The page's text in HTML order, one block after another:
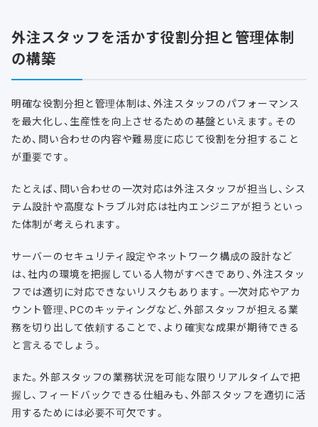
外注スタッフを活かす役割分担と管理体制
の構築
明確な役割分担と管理体制は、外注スタッフのパフォーマンス
を最大化し、生産性を向上させるための基盤といえます。その
ため、問い合わせの内容や難易度に応じて役割を分担すること
が重要です。
たとえば、問い合わせの一次対応は外注スタッフが担当し、シス
テム設計や高度なトラブル対応は社内エンジニアが担うといっ
た体制が考えられます。
サーバーのセキュリティ設定やネットワーク構成の設計など
は、社内の環境を把握している人物がすべきであり、外注スタッ
フでは適切に対応できないリスクもあります。一次対応やアカ
ウント管理、PCのキッティングなど、外部スタッフが担える業
務を切り出して依頼することで、より確実な成果が期待できる
と言えるでしょう。
また。外部スタッフの業務状況を可能な限りリアルタイムで把
握し、フィードバックできる仕組みも、外部スタッフを適切に活
用するためには必要不可欠です。